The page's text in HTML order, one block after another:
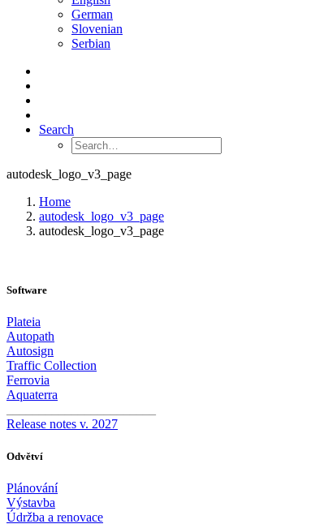
German
Slovenian
Serbian
Search
autodesk_logo_v3_page
Home
autodesk_logo_v3_page
autodesk_logo_v3_page
Software
Plateia
Autopath
Autosign
Traffic Collection
Ferrovia
Aquaterra
Release notes v. 2027
Odvětví
Plánování
Výstavba
Údržba a renovace